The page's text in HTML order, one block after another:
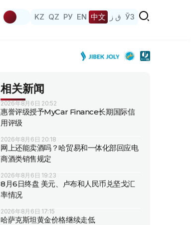
KZ QZ РУ EN 中文 ق ز ЎЗ
相关新闻
2026年8月6日 20:52
惠誉评级授予MyCar Finance长期国际信
用评级
2026年8月6日 20:18
网上还能卖酒吗？哈贸易和一体化部回应电
商酒类销售规定
2026年8月6日 19:23
8月6日终盘 美元、卢布和人民币兑坚戈汇
率情况
2026年8月6日 17:15
哈萨克斯坦黄金价格继续走低